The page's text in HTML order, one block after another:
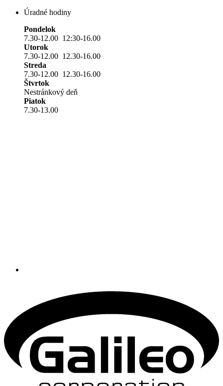
Úradné hodiny
Pondelok
7.30-12.00 12:30-16.00
Utorok
7.30-12.00 12.30-16.00
Streda
7.30-12.00 12.30-16.00
Štvrtok
Nestránkový deň
Piatok
7.30-13.00